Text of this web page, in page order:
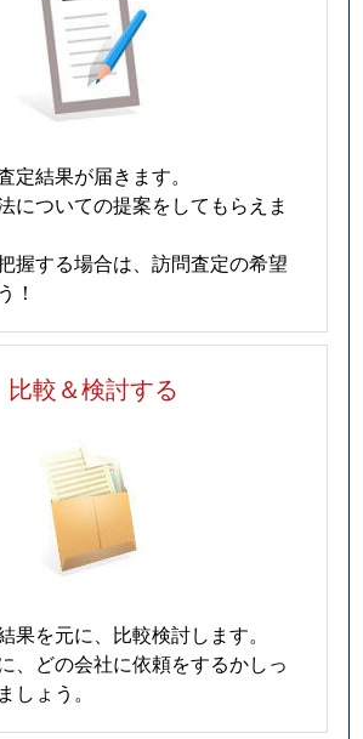
定結果が届きます。
についての提案をしてもらえま
握する場合は、訪問査定の希望
！
比較＆検討する
果を元に、比較検討します。
、どの会社に依頼をするかしっ
しょう。